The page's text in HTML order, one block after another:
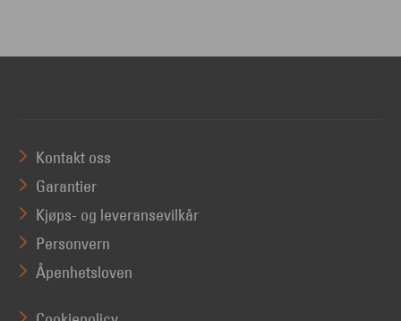
Kontakt oss
Garantier
Kjøps- og leveransevilkår
Personvern
Åpenhetsloven